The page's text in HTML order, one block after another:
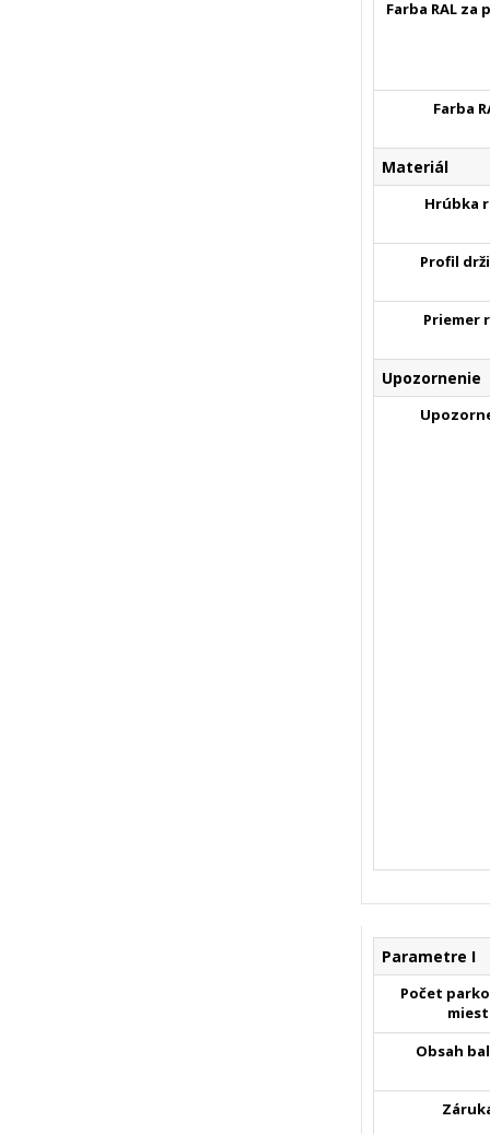
Farba RAL
Farba
Materiál
Hrúbka
Profil
Priemer
Upozornenie
Parametre I
Počet
miest
Obsah